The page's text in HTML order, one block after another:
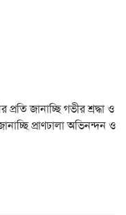
জানাচ্ছি গভীর শ্রদ্ধা ও
প্রাণঢালা অভিনন্দন ও